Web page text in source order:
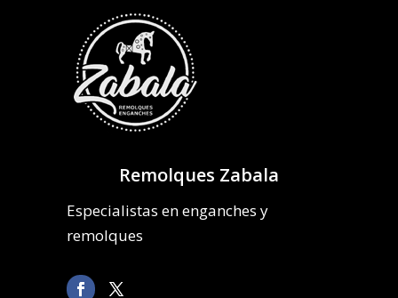
Remolques Zabala
Especialistas en enganches y
remolques